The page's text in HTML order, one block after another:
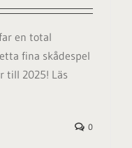
en total
fina skådespel
till 2025! Läs
0